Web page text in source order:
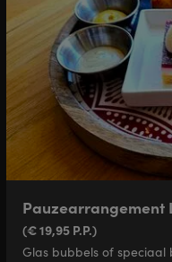
Pauzearrangement
(€ 19,95 P.P.)
Glas bubbels of speciaal